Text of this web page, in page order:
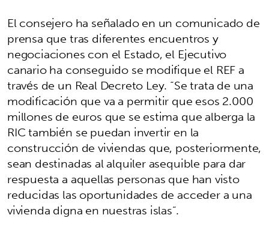
El consejero ha señalado en un comunicado de
prensa que tras diferentes encuentros y
negociaciones con el Estado, el Ejecutivo
canario ha conseguido se modifique el REF a
través de un Real Decreto Ley. “Se trata de una
modificación que va a permitir que esos 2.000
millones de euros que se estima que alberga la
RIC también se puedan invertir en la
construcción de viviendas que, posteriormente,
sean destinadas al alquiler asequible para dar
respuesta a aquellas personas que han visto
reducidas las oportunidades de acceder a una
vivienda digna en nuestras islas”.